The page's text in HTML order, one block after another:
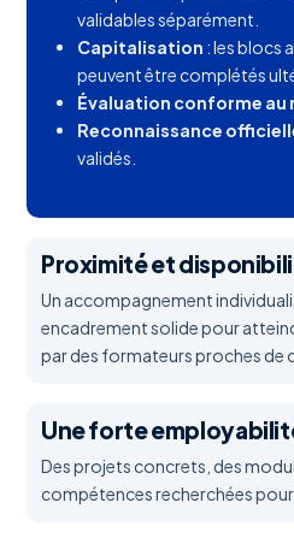
validables séparément.
Capitalisation : les blocs
peuvent être complétés
Évaluation conforme
Reconnaissance
validés.
Proximité et
Un accompagnement
encadrement solide pour
par des formateurs proches de
Une forte
Des projets concrets, des
compétences recherchées